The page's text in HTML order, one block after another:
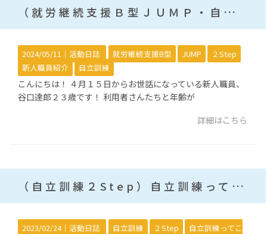
（就労継続支援Ｂ型ＪＵＭＰ・自立訓練２Step）新人職員ご紹介
2024/05/11｜ 活動日誌 就労継続支援B型 JUMP
２Step
新人職員紹介
自立訓練
こんにちは！ ４月１５日からお世話になっている新人職員、
谷口達郎２３歳です！ 利用者さんたちと年齢が
詳細はこちら
（自立訓練２Step）自立訓練ってこんなところ！
2023/02/24｜ 活動日誌 自立訓練 ２Step
自立訓練ってこ